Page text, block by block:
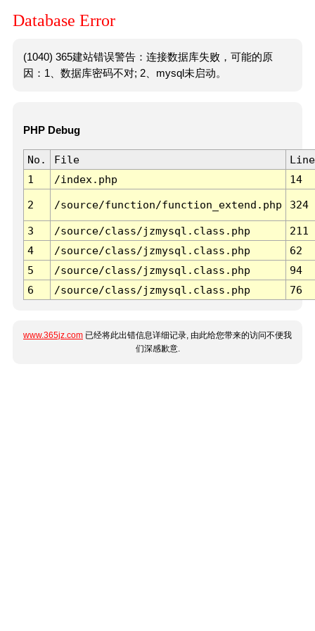
Database Error
(1040) 365建站错误警告：连接数据库失败，可能的原
因：1、数据库密码不对; 2、mysql未启动。
PHP Debug
No. File
Line
1
/index.php 14
2 /source/function/function_extend.php 324
3 /source/class/jzmysql.class.php
211
4
/source/class/jzmysql.class.php
62
5
/source/class/jzmysql.class.php
94
6
/source/class/jzmysql.class.php 76
www.365jz.com 已经将此出错信息详细记录, 由此给您带来的访问不便我
们深感歉意.